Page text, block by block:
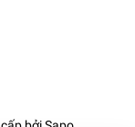
sạc không dây,